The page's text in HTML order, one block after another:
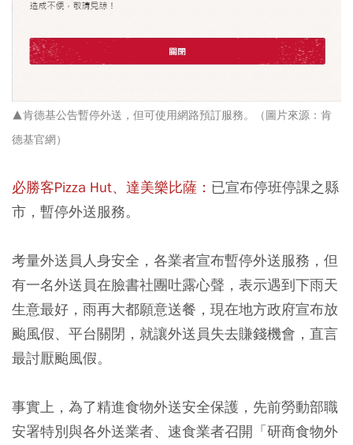
▲肯德基公告暫停外送，但可使用網路預訂服務。（圖片來源：肯
德基官網）
必勝客Pizza Hut、達美樂比薩： 已宣布停班停課之縣
市，暫停外送服務。
考量外送員人身安全，各業者宣布暫停外送服務，但
有一名外送員在臉書社團吐露心聲，表示遇到下雨天
生意最好，雨再大都願意送餐，現在地方政府宣布放
颱風假、平台關閉，就讓外送員失去賺錢機會，直言
最討厭颱風假。
事實上，為了精進食物外送安全保護，先前勞動部職
安署特別與各外送業者、速食業者召開「研商食物外